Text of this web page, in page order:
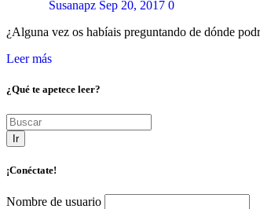
Susanapz Sep 20, 2017 0
¿Alguna vez os habíais preguntando de dónde
Leer más
¿Qué te apetece leer?
Ir
¡Conéctate!
Nombre de usuario